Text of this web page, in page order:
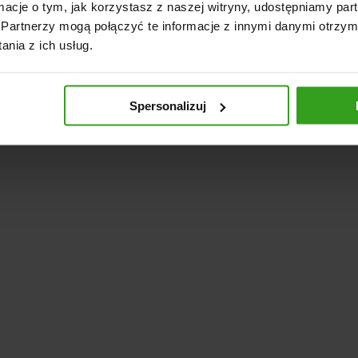
o tym, jak korzystasz z naszej witryny, udostępniamy
mogą połączyć te informacje z innymi danymi
z ich usług.
Spersonalizuj
tnącej: 505 mm
cięcia: 170 mm
tarczy: 2800 obr./min